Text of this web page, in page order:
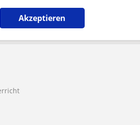
Akzeptieren
ist Aveena. Ich spreche Englisch auf
Umfeld in Deutschland....